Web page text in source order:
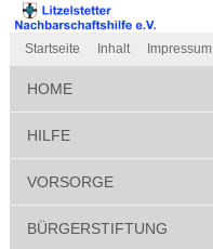
Startseite Inhalt Impressum
HOME
HILFE
VORSORGE
BÜRGERSTIFTUNG